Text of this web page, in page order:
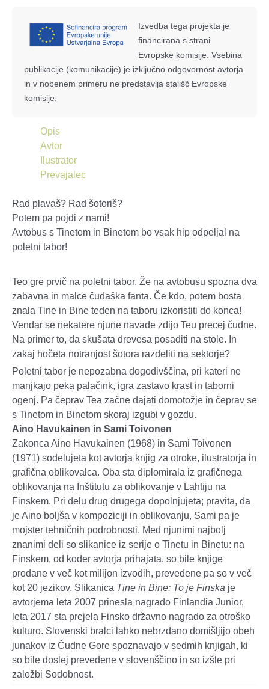
Izvedba tega projekta je
financirana s strani
Evropske komisije. Vsebina
publikacije (komunikacije) je izključno odgovornost avtorja
in v nobenem primeru ne predstavlja stališč Evropske
komisije.
Opis
Avtor
Ilustrator
Prevajalec
Rad plavaš? Rad šotoriš?
Potem pa pojdi z nami!
Avtobus s Tinetom in Binetom bo vsak hip odpeljal na
poletni tabor!
Teo gre prvič na poletni tabor. Že na avtobusu spozna dva
zabavna in malce čudaška fanta. Če kdo, potem bosta
znala Tine in Bine teden na taboru izkoristiti do konca!
Vendar se nekatere njune navade zdijo Teu precej čudne.
Na primer to, da skušata drevesa posaditi na stole. In
zakaj hočeta notranjost šotora razdeliti na sektorje?
Poletni tabor je nepozabna dogodivščina, pri kateri ne
manjkajo peka palačink, igra zastavo krast in taborni
ogenj. Pa čeprav Tea začne dajati domotožje in čeprav se
s Tinetom in Binetom skoraj izgubi v gozdu.
Aino Havukainen in Sami Toivonen
Zakonca Aino Havukainen (1968) in Sami Toivonen
(1971) sodelujeta kot avtorja knjig za otroke, ilustratorja in
grafična oblikovalca. Oba sta diplomirala iz grafičnega
oblikovanja na Inštitutu za oblikovanje v Lahtiju na
Finskem. Pri delu drug drugega dopolnjujeta; pravita, da
je Aino boljša v kompoziciji in oblikovanju, Sami pa je
mojster tehničnih podrobnosti. Med njunimi najbolj
znanimi deli so slikanice iz serije o Tinetu in Binetu: na
Finskem, od koder avtorja prihajata, so bile knjige
prodane v več kot milijon izvodih, prevedene pa so v več
kot 20 jezikov. Slikanica Tine in Bine: To je Finska je
avtorjema leta 2007 prinesla nagrado Finlandia Junior,
leta 2017 sta prejela Finsko državno nagrado za otroško
kulturo. Slovenski bralci lahko nebrzdano domišljijo obeh
junakov iz Čudne Gore spoznavajo v sedmih knjigah, ki
so bile doslej prevedene v slovenščino in so izšle pri
založbi Sodobnost.